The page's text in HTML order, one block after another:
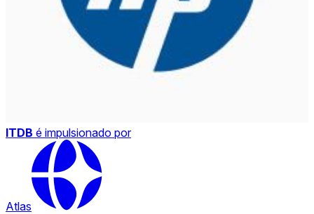
ITDB é impulsionado por
Atlas